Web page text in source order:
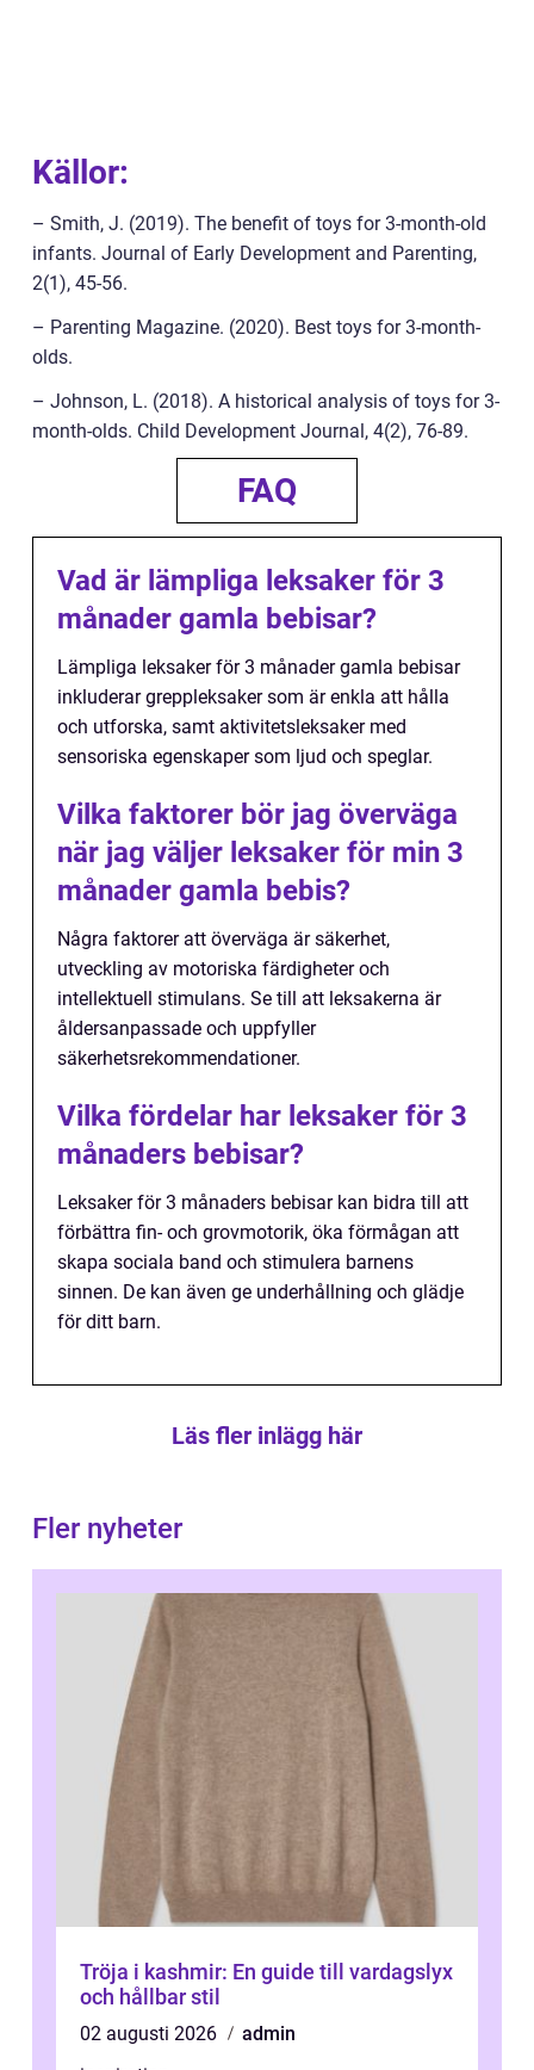
Källor:
– Smith, J. (2019). The benefit of toys for 3-month-old
infants. Journal of Early Development and Parenting,
2(1), 45-56.
– Parenting Magazine. (2020). Best toys for 3-month-
olds.
– Johnson, L. (2018). A historical analysis of toys for 3-
month-olds. Child Development Journal, 4(2), 76-89.
FAQ
Vad är lämpliga leksaker för 3
månader gamla bebisar?
Lämpliga leksaker för 3 månader gamla bebisar
inkluderar greppleksaker som är enkla att hålla
och utforska, samt aktivitetsleksaker med
sensoriska egenskaper som ljud och speglar.
Vilka faktorer bör jag överväga
när jag väljer leksaker för min 3
månader gamla bebis?
Några faktorer att överväga är säkerhet,
utveckling av motoriska färdigheter och
intellektuell stimulans. Se till att leksakerna är
åldersanpassade och uppfyller
säkerhetsrekommendationer.
Vilka fördelar har leksaker för 3
månaders bebisar?
Leksaker för 3 månaders bebisar kan bidra till att
förbättra fin- och grovmotorik, öka förmågan att
skapa sociala band och stimulera barnens
sinnen. De kan även ge underhållning och glädje
för ditt barn.
Läs fler inlägg här
Fler nyheter
Tröja i kashmir: En guide till vardagslyx
och hållbar stil
02 augusti 2026
admin